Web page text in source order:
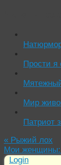
Прости я
Мир
Патриот
« Рыжий лох
Мои женщины:
Login